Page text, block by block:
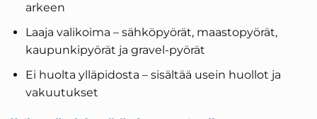
arkeen
Laaja valikoima – sähköpyörät, maastopyörät,
kaupunkipyörät ja gravel-pyörät
Ei huolta ylläpidosta – sisältää usein huollot ja
vakuutukset